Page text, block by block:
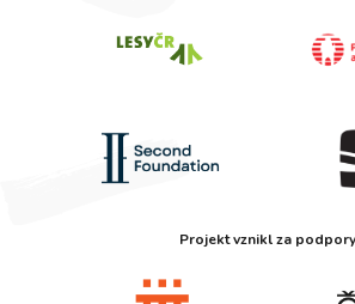
Projekt vznikl za podpory